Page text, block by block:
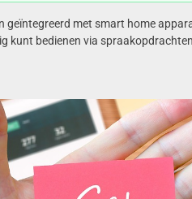
geïntegreerd met smart home
kunt bedienen via